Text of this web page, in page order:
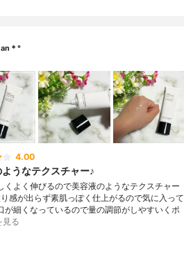
an＊°
4.00
うなテクスチャー♪
くよく伸びるので美容液のようなテクスチャー
感が出らず素肌っぽく仕上がるので気に入って
が細くなっているので量の調節がしやすいくポ
見る